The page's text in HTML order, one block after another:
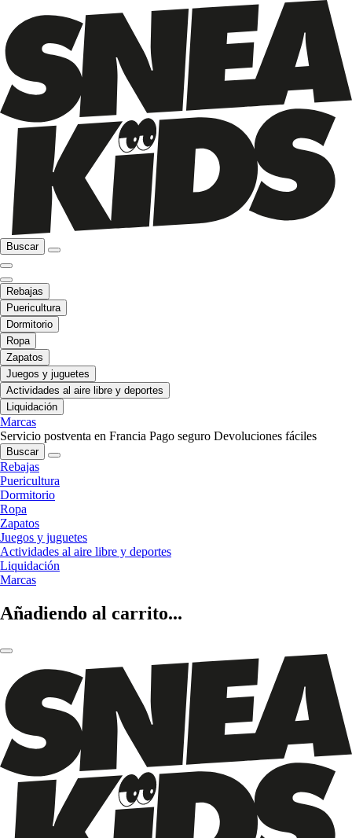
Buscar
Rebajas
Puericultura
Dormitorio
Ropa
Zapatos
Juegos y juguetes
Actividades al aire libre y deportes
Liquidación
Marcas
Servicio postventa en Francia Pago seguro Devoluciones fáciles
Buscar
Rebajas
Puericultura
Dormitorio
Ropa
Zapatos
Juegos y juguetes
Actividades al aire libre y deportes
Liquidación
Marcas
Añadiendo al carrito...